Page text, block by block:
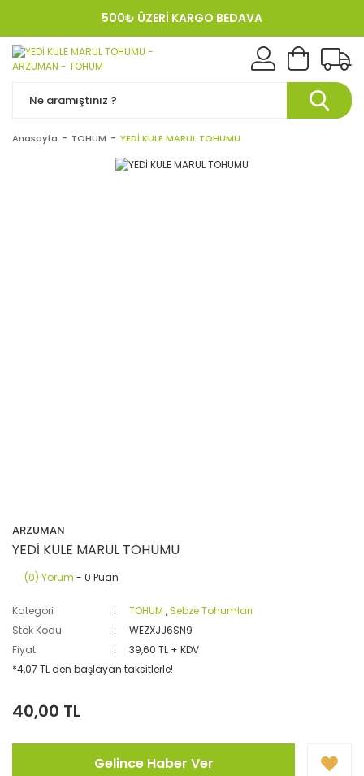
500₺ ÜZERİ KARGO BEDAVA
KREDI KARTINA 12 TAKSIT!
Anasayfa TOHUM YEDİ KULE MARUL TOHUMU
ARZUMAN
YEDİ KULE MARUL TOHUMU
(0) Yorum - 0 Puan
Kategori TOHUM ,Sebze Tohumları
Stok Kodu
WEZXJJ6SN9
Fiyat
39,60 TL + KDV
*4,07 TL den başlayan taksitlerle!
40,00 TL
Gelince Haber Ver